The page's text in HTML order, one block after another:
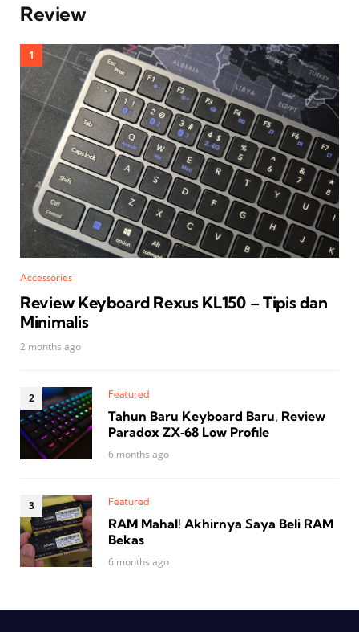
Review
Accessories
Review Keyboard Rexus KL150 – Tipis dan
Minimalis
2 months ago
Featured
Tahun Baru Keyboard Baru, Review
Paradox ZX‑68 Low Profile
6 months ago
Featured
RAM Mahal! Akhirnya Saya Beli RAM
Bekas
6 months ago